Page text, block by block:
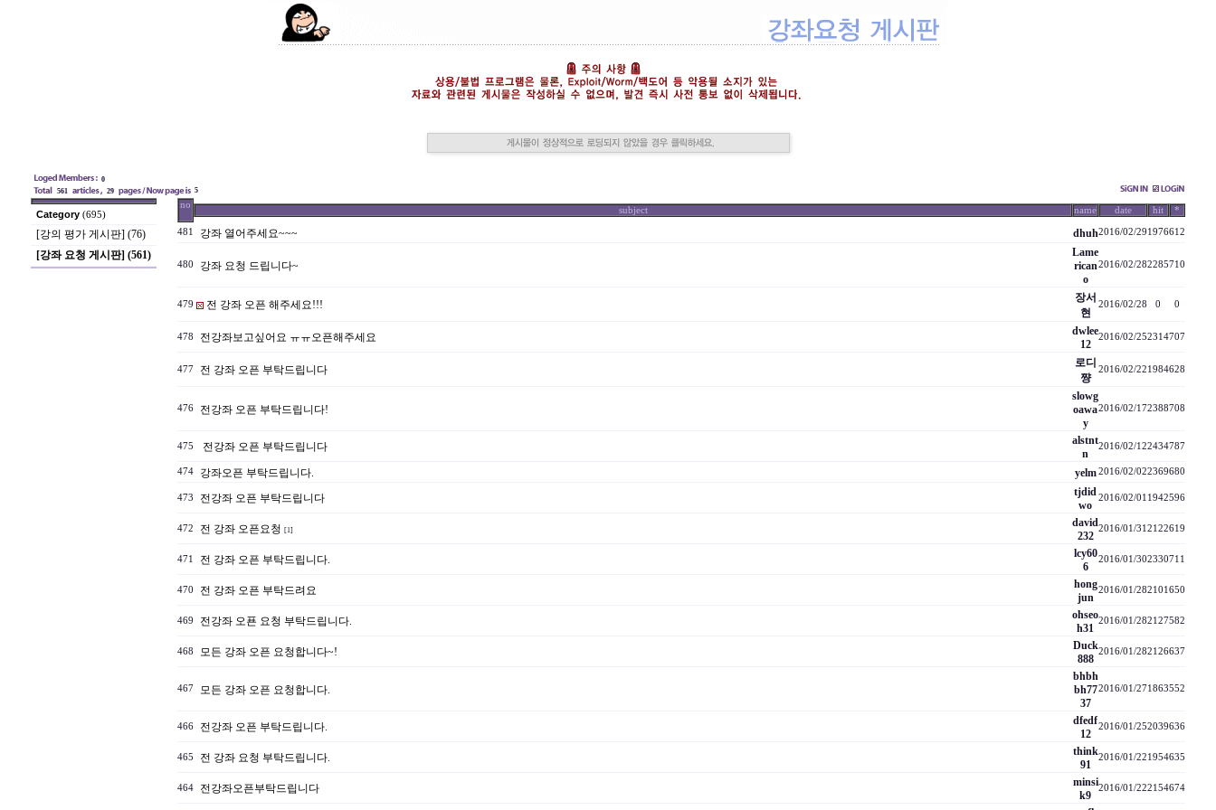
0
561
29 5
Category (695)
[강의 평가 게시판] (76)
[강좌 요청 게시판] (561)
no
subject name date hit *
481 강좌 열어주세요~~~ dhuh2016/02/291976612
480 강좌 요청 드립니다~
Lame
rican
o
2016/02/282285710
479 전 강좌 오픈 해주세요!!!
장서
현
2016/02/28 0 0
478 전강좌보고싶어요 ㅠㅠ오픈해주세요
dwlee
12
2016/02/252314707
477 전 강좌 오픈 부탁드립니다
로디
쨩
2016/02/221984628
476 전강좌 오픈 부탁드립니다!
slowg
oawa
y
2016/02/172388708
475 전강좌 오픈 부탁드립니다
alstnt
n
2016/02/122434787
474 강좌오픈 부탁드립니다. yelm 2016/02/022369680
473 전강좌 오픈 부탁드립니다
tjdid
wo
2016/02/01 1942596
472 전 강좌 오픈요청 [1]
david
232
2016/01/31 2122619
471 전 강좌 오픈 부탁드립니다.
lcy60
6
2016/01/302330711
470 전 강좌 오픈 부탁드려요
hong
jun
2016/01/282101 650
469 전강좌 오푠 요청 부탁드립니다.
ohseo
h31
2016/01/282127582
468 모든 강좌 오픈 요청합니다~!
Duck
888
2016/01/282126637
467 모든 강좌 오픈 요청합니다.
bhbh
bh77
37
2016/01/271863552
466 전강좌 오픈 부탁드립니다.
dfedf
12
2016/01/252039636
465 전 강좌 요청 부탁드립니다.
think
91
2016/01/221954635
464 전강좌오픈부탁드립니다
minsi
k9
2016/01/222154674